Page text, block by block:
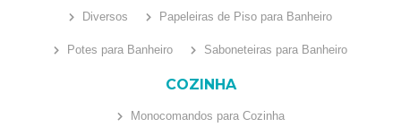
Diversos Papeleiras de Piso para Banheiro
Potes para Banheiro Saboneteiras para Banheiro
COZINHA
Monocomandos para Cozinha